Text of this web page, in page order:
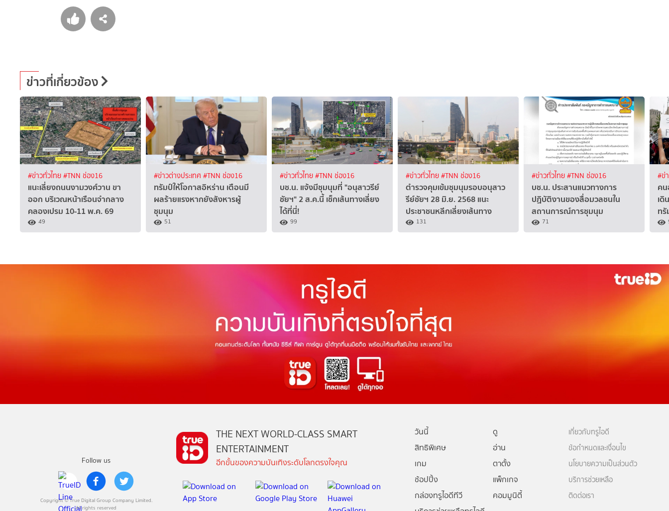
ข่าวที่เกี่ยวข้อง
#ข่าวทั่วไทย#TNN ช่อง16
แนะเลี่ยงถนนงามวงศ์วาน ขา
ออก บริเวณหน้าเรือนจำกลาง
คลองเปรม 10-11 พ.ค. 69
49
#ข่าวต่างประเทศ #TNN ช่อง16
ทรัมป์ให้โอกาสอิหร่าน เตือนมี
ผลร้ายแรงหากยังสังหารผู้
ชุมนุม
51
#ข่าวทั่วไทย#TNN ช่อง16
บช.น. แจ้งมีชุมนุมที่ "อนุสาวรีย์
ชัยฯ" 2 ส.ค.นี้ เช็กเส้นทางเลี่ยง
ได้ที่นี่!
99
#ข่าวทั่วไทย#TNN ช่อง16
ตำรวจคุมเข้มชุมนุมรอบอนุสาว
รีย์ชัยฯ 28 มิ.ย. 2568 แนะ
ประชาชนหลีกเลี่ยงเส้นทาง
131
#ข่าวทั่วไทย#TNN ช่อง16
บช.น. ประสานแนวทางการ
ปฏิบัติงานของสื่อมวลชนใน
สถานการณ์การชุมนุม
71
#ข่
ค
เดิ
ท
Follow us
Copyright © True Digital Group Company Limited.
All rights reserved
THE NEXT WORLD-CLASS SMART
ENTERTAINMENT
อีกขั้นของความบันเทิงระดับโลกตรงใจคุณ
วันนี้
ดู
สิทธิพิเศษ
อ่าน
เกม
ตาตั้ง
ช้อปปิ้ง
แพ็กเกจ
กล่องทรูไอดีทีวี
คอมมูนิตี้
เกี่ยวกับทรูไอดี
ข้อกำหนดและเงื่อนไข
นโยบายความเป็นส่วนตัว
บริการช่วยเหลือ
ติดต่อเรา